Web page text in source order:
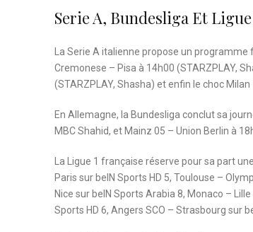
Serie A, Bundesliga Et
La Serie A italienne propose un
Cremonese – Pisa à 14h00 (STARZPLAY,
(STARZPLAY, Shasha) et enfin le choc
En Allemagne, la Bundesliga conclut sa
MBC Shahid, et Mainz 05 – Union Berlin à
La Ligue 1 française réserve pour sa part
Paris sur beIN Sports HD 5, Toulouse –
Nice sur beIN Sports Arabia 8, Monaco –
Sports HD 6, Angers SCO – Strasbourg sur